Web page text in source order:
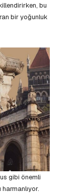
bu
bir yoğunluk
gibi önemli